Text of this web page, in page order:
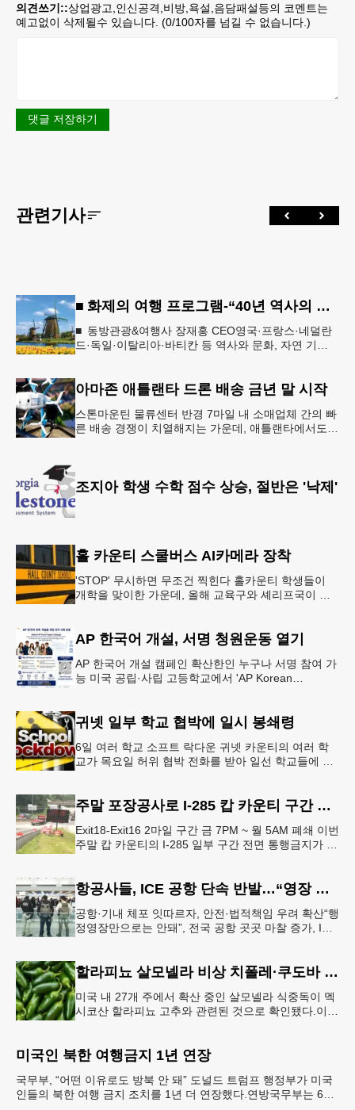
의견쓰기::상업광고,인신공격,비방,욕설,음담패설등의 코멘트는
예고없이 삭제될수 있습니다. (0/100자를 넘길 수 없습니다.)
댓글 저장하기
관련기사
■ 화제의 여행 프로그램-“40년 역사의 신뢰… 서유럽 8개국 13일 대장정”
■ 동방관광&여행사 장재홍 CEO영국·프랑스·네덜란
드·독일·이탈리아·바티칸 등 역사와 문화, 자연 기
아마존 애틀랜타 드론 배송 금년 말 시작
스톤마운틴 물류센터 반경 7마일 내 소매업체 간의 빠
른 배송 경쟁이 치열해지는 가운데, 애틀랜타에서도
조지아 학생 수학 점수 상승, 절반은 '낙제'
홀 카운티 스쿨버스 AI카메라 장착
'STOP' 무시하면 무조건 찍힌다 홀카운티 학생들이
개학을 맞이한 가운데, 올해 교육구와 셰리프국이 학
AP 한국어 개설, 서명 청원운동 열기
AP 한국어 개설 캠페인 확산한인 누구나 서명 참여 가
능 미국 공립·사립 고등학교에서 'AP Korean
귀넷 일부 학교 협박에 일시 봉쇄령
6일 여러 학교 소프트 락다운 귀넷 카운티의 여러 학
교가 목요일 허위 협박 전화를 받아 일선 학교들에 일
주말 포장공사로 I-285 캅 카운티 구간 통행금지
Exit18-Exit16 2마일 구간 금 7PM ~ 월 5AM 폐쇄 이번
주말 캅 카운티의 I-285 일부 구간 전면 통행금지가 시
항공사들, ICE 공항 단속 반발…“영장 없인 협조 불가”
공항·기내 체포 잇따르자, 안전·법적책임 우려 확산“행
정영장만으로는 안돼”, 전국 공항 곳곳 마찰 증가, ICE
할라피뇨 살모넬라 비상 치폴레·쿠도바 긴급 회수
미국 내 27개 주에서 확산 중인 살모넬라 식중독이 멕
시코산 할라피뇨 고추와 관련된 것으로 확인됐다.이에
미국인 북한 여행금지 1년 연장
국무부, “어떤 이유로도 방북 안 돼” 도널드 트럼프 행정부가 미국
인들의 북한 여행 금지 조치를 1년 더 연장했다.연방국무부는 6일